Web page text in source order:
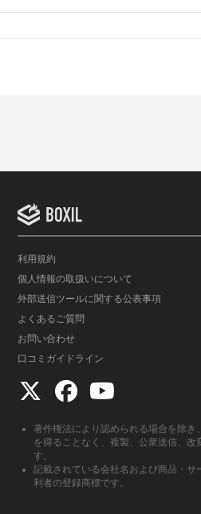
利用規約
個人情報の取扱いについて
外部送信ツールに関する公表事項
よくあるご質問
お問い合わせ
口コミガイドライン
著作権法により認められる場合を除
を得ることなく、複製、公衆送信、
す。
記載されている会社名および商品・
利者の登録商標です。